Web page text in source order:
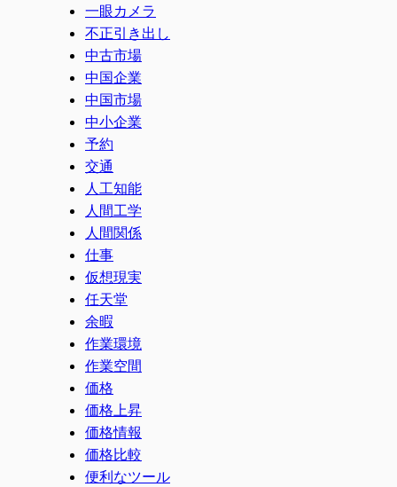
一眼カメラ
不正引き出し
中古市場
中国企業
中国市場
中小企業
予約
交通
人工知能
人間工学
人間関係
仕事
仮想現実
任天堂
余暇
作業環境
作業空間
価格
価格上昇
価格情報
価格比較
便利なツール